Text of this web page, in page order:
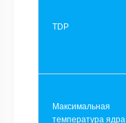
TDP
Максимальная
температура ядра